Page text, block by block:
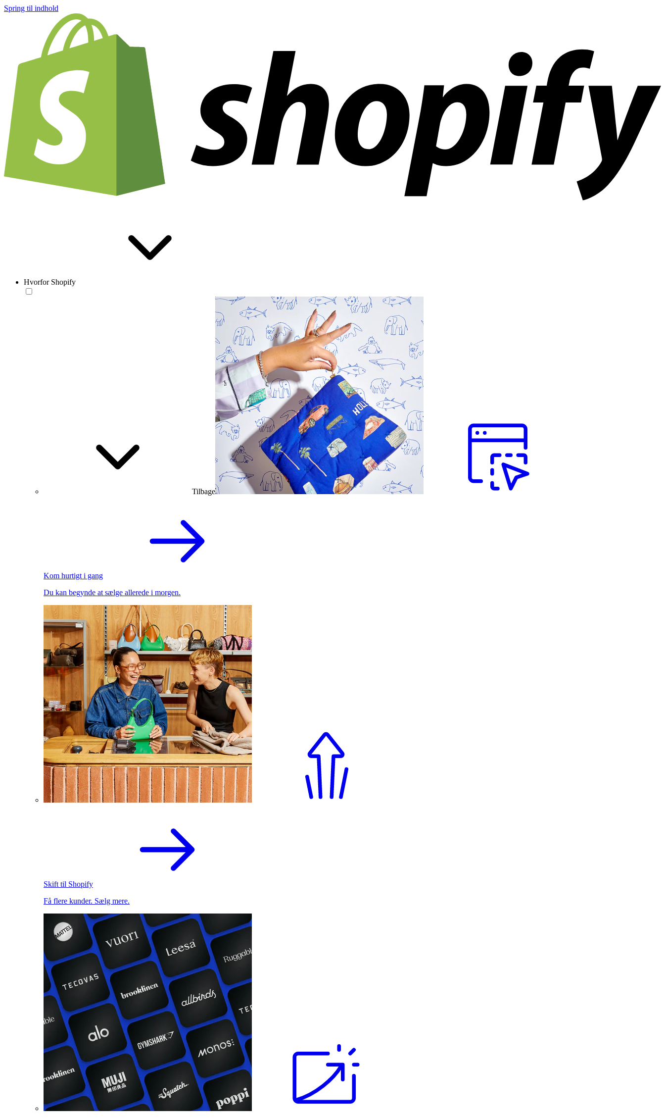
Spring til indhold
Hvorfor Shopify
Tilbage
Kom hurtigt i gang
Du kan begynde at sælge allerede i morgen.
Skift til Shopify
Få flere kunder. Sælg mere.